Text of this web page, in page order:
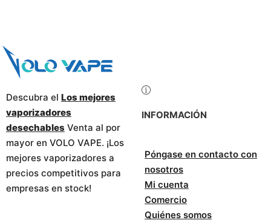
Descubra el Los mejores
vaporizadores
desechables Venta al por
mayor en VOLO VAPE. ¡Los
mejores vaporizadores a
precios competitivos para
empresas en stock!
INFORMACIÓN
Póngase en contacto con
nosotros
Mi cuenta
Comercio
Quiénes somos